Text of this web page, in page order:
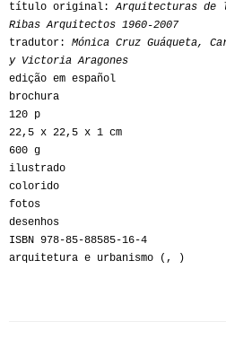
título original:Arquitecturas de
Ribas Arquitectos 1960-2007
tradutor: Mónica Cruz Guáqueta,
y Victoria Aragones
edição em español
brochura
120 p
22,5 x 22,5 x 1 cm
600 g
ilustrado
colorido
fotos
desenhos
ISBN 978-85-88585-16-4
arquitetura e urbanismo (, )